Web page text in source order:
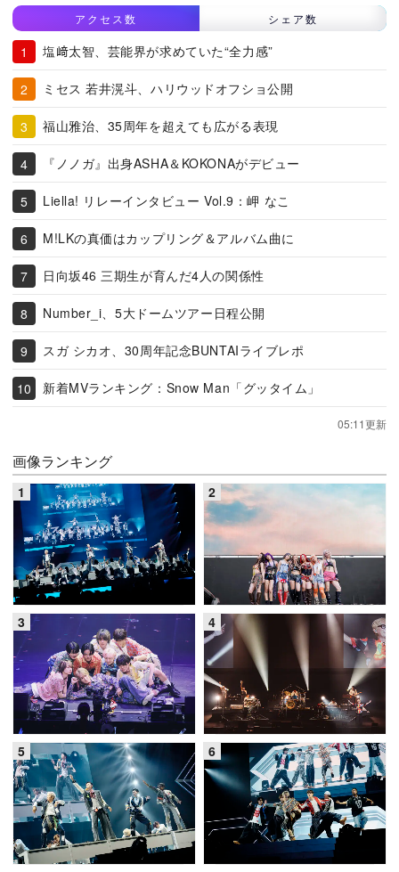
アクセス数 シェア数
塩﨑太智、芸能界が求めていた“全力感”
ミセス 若井滉斗、ハリウッドオフショ公開
福山雅治、35周年を超えても広がる表現
『ノノガ』出身ASHA＆KOKONAがデビュー
Liella! リレーインタビュー Vol.9：岬 なこ
M!LKの真価はカップリング＆アルバム曲に
日向坂46 三期生が育んだ4人の関係性
Number_i、5大ドームツアー日程公開
スガ シカオ、30周年記念BUNTAIライブレポ
新着MVランキング：Snow Man「グッタイム」
05:11更新
画像ランキング